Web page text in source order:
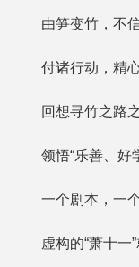
由笋变竹，不
付诸行动，精
回想寻竹之路
领悟“乐善、好
一个剧本，一
虚构的“萧十一